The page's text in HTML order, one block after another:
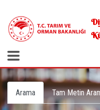
Arama Tam Metin